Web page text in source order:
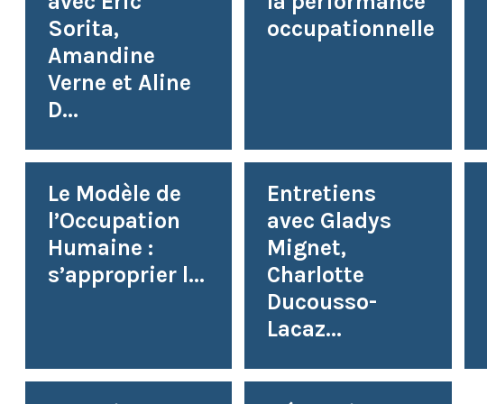
Sorita,
Amandine
Verne et Aline
D...
occupationnelle
Le Modèle de
l’Occupation
Humaine :
s’approprier l...
Entretiens
avec Gladys
Mignet,
Charlotte
Ducousso-
Lacaz...